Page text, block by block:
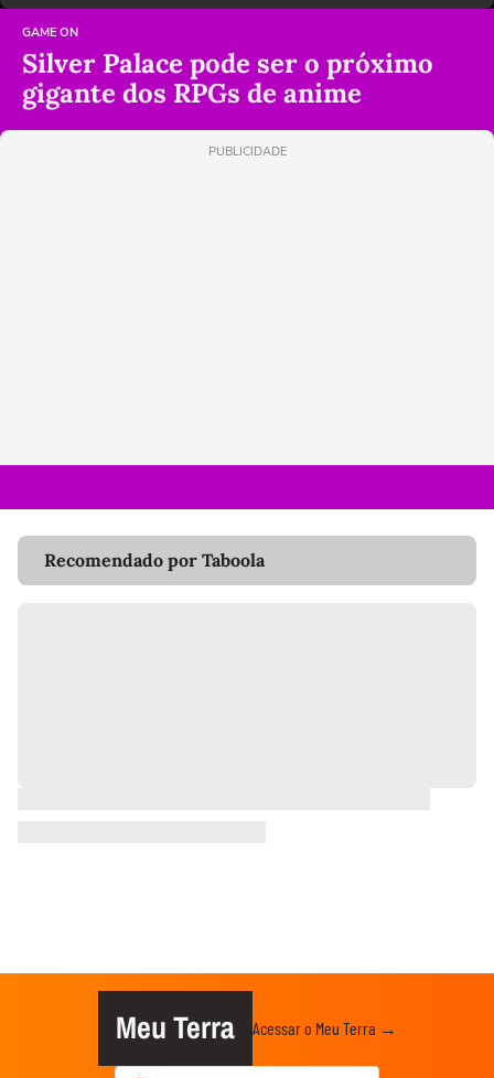
GAME ON
Silver Palace pode ser o próximo
gigante dos RPGs de anime
PUBLICIDADE
Recomendado por Taboola
Meu Terra Acessar o Meu Terra →